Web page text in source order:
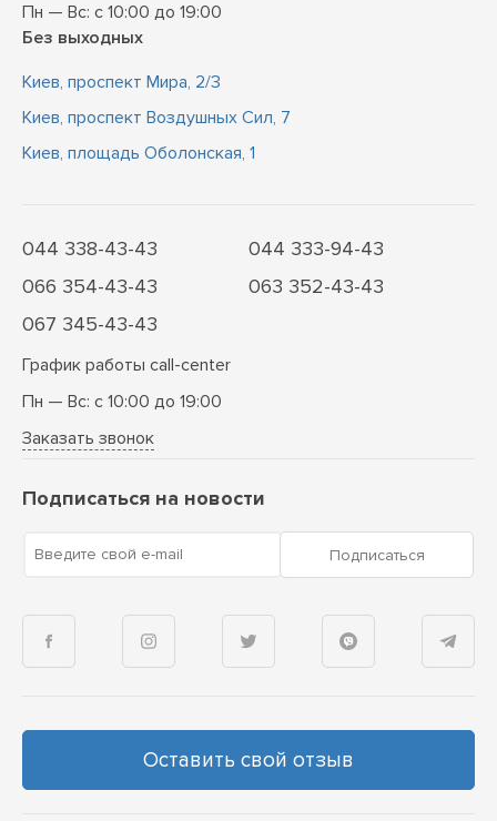
Пн — Вс: с 10:00 до 19:00
Без выходных
Киев, проспект Мира, 2/3
Киев, проспект Воздушных Сил, 7
Киев, площадь Оболонская, 1
044 338-43-43
044 333-94-43
066 354-43-43
063 352-43-43
067 345-43-43
График работы call-center
Пн — Вс: с 10:00 до 19:00
Заказать звонок
Подписаться на новости
Введите свой e-mail Подписаться
Оставить свой отзыв